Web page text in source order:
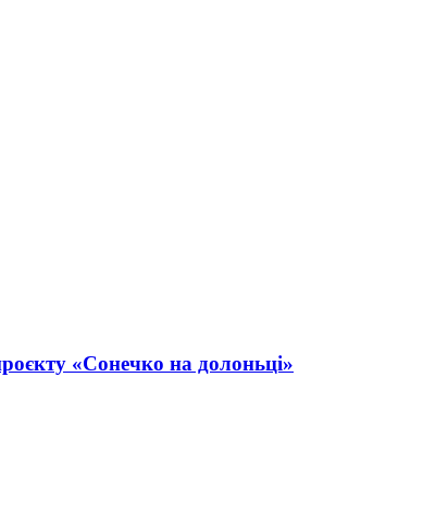
«Сонечко на долоньці»